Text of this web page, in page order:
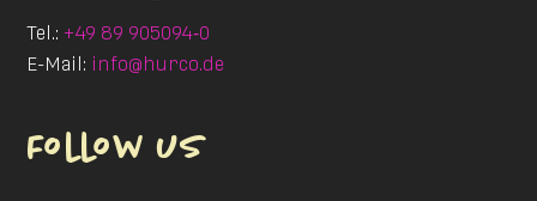
Tel.: +49 89 905094‑0
E-Mail: info@hurco.de
Follow us